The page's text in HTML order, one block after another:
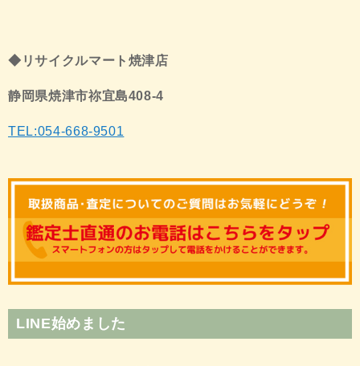
◆リサイクルマート焼津店
静岡県焼津市祢宜島408-4
TEL:054-668-9501
LINE始めました